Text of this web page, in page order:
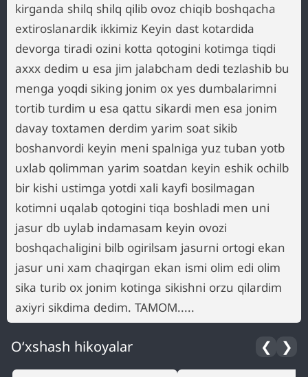
kirganda shilq shilq qilib ovoz chiqib boshqacha
extiroslanardik ikkimiz Keyin dast kotardida
devorga tiradi ozini kotta qotogini kotimga tiqdi
axxx dedim u esa jim jalabcham dedi tezlashib bu
menga yoqdi siking jonim ox yes dumbalarimni
tortib turdim u esa qattu sikardi men esa jonim
davay toxtamen derdim yarim soat sikib
boshanvordi keyin meni spalniga yuz tuban yotb
uxlab qolimman yarim soatdan keyin eshik ochilb
bir kishi ustimga yotdi xali kayfi bosilmagan
kotimni uqalab qotogini tiqa boshladi men uni
jasur db uylab indamasam keyin ovozi
boshqachaligini bilb ogirilsam jasurni ortogi ekan
jasur uni xam chaqirgan ekan ismi olim edi olim
sika turib ox jonim kotinga sikishni orzu qilardim
axiyri sikdima dedim. TAMOM.....
O‘xshash hikoyalar ❮ ❯